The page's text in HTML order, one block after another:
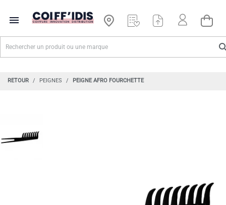

RETOUR PEIGNES PEIGNE AFRO FOURCHETTE